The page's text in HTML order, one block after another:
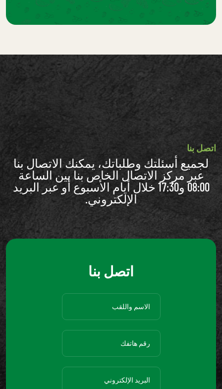
اتصل بنا
لجميع أسئلتك وطلباتك، يمكنك الاتصال بنا
عبر مركز الاتصال الخاص بنا بين الساعة
08:00 و17:30 خلال أيام الأسبوع أو عبر البريد
الإلكتروني.
اتصل بنا